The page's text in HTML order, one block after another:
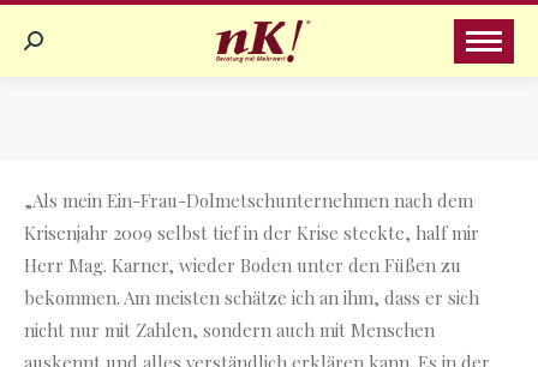
Search:
„Als mein Ein-Frau-Dolmetschunternehmen nach dem
Krisenjahr 2009 selbst tief in der Krise steckte, half mir
Herr Mag. Karner, wieder Boden unter den Füßen zu
bekommen. Am meisten schätze ich an ihm, dass er sich
nicht nur mit Zahlen, sondern auch mit Menschen
auskennt und alles verständlich erklären kann. Es in der